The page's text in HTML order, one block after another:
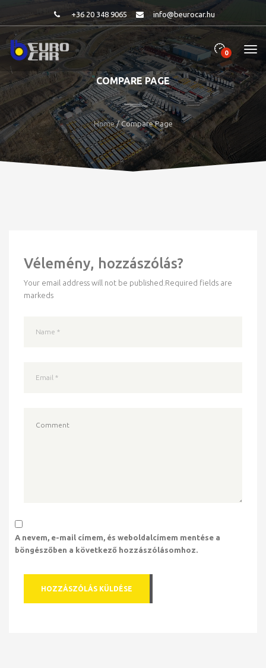
+36 20 348 9065 info@beurocar.hu
0
COMPARE PAGE
Home/ Compare Page
Vélemény, hozzászólás?
Your email address will not be published. Required fields are
markeds
A nevem, e-mail címem, és weboldalcímem mentése a
böngészőben a következő hozzászólásomhoz.